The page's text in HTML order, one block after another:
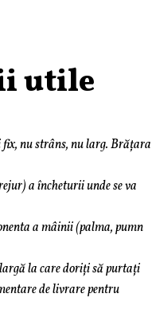
utile
nu strâns, nu larg. Brățara
a încheturii unde se va
a mâinii (palma, pumn
la care doriți să purtați
de livrare pentru